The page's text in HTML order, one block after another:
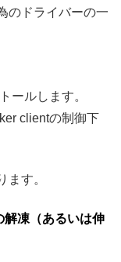
のドライバーの一
ールします。
clientの制御下
ます。
凍（あるいは伸